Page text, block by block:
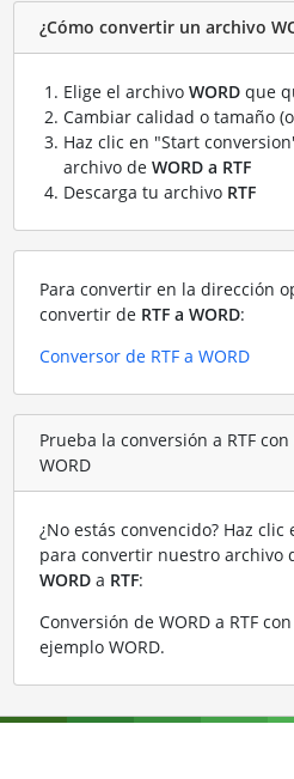
¿Cómo convertir un archivo
Elige el archivo WORDque
Cambiar calidad o tamaño
Haz clic en "Start
archivo de WORD a RTF
Descarga tu archivo RTF
Para convertir en la dirección
convertir de RTF a WORD:
Conversor de RTF a WORD
Prueba la conversión a RTF
WORD
¿No estás convencido? Haz
para convertir nuestro archivo
WORDa RTF:
Conversión de WORD a RTF
ejemplo WORD.